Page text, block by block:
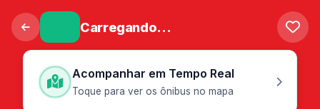
Carregando...
Acompanhar em Tempo Real
Toque para ver os ônibus no mapa